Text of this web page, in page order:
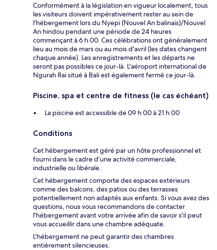
Conformément à la législation en vigueur localement, tous
les visiteurs doivent impérativement rester au sein de
l'hébergement lors du Nyepi (Nouvel An balinais)/Nouvel
An hindou pendant une période de 24 heures
commençant à 6 h 00. Ces célébrations ont généralement
lieu au mois de mars ou au mois d'avril (les dates changent
chaque année). Les enregistrements et les départs ne
seront pas possibles ce jour-là. L'aéroport international de
Ngurah Rai situé à Bali est également fermé ce jour-là.
Piscine, spa et centre de fitness (le cas échéant)
La piscine est accessible de 09 h 00 à 21 h 00
Conditions
Cet hébergement est géré par un hôte professionnel et
fourni dans le cadre d’une activité commerciale,
industrielle ou libérale.
Cet hébergement comporte des espaces extérieurs
comme des balcons, des patios ou des terrasses
potentiellement non adaptés aux enfants. Si vous avez des
questions, nous vous recommandons de contacter
l'hébergement avant votre arrivée afin de savoir s'il peut
vous accueillir dans une chambre adéquate.
L'hébergement ne peut garantir des chambres
entièrement silencieuses.